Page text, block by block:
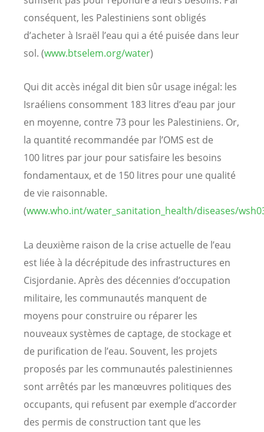
conséquent, les Palestiniens sont obligés
d’acheter à Israël l’eau qui a été puisée dans leur
sol. (www.btselem.org/water)
Qui dit accès inégal dit bien sûr usage inégal: les
Israéliens consomment 183 litres d’eau par jour
en moyenne, contre 73 pour les Palestiniens. Or,
la quantité recommandée par l’OMS est de
100 litres par jour pour satisfaire les besoins
fondamentaux, et de 150 litres pour une qualité
de vie raisonnable.
(www.who.int/water_sanitation_health/diseases/
La deuxième raison de la crise actuelle de l’eau
est liée à la décrépitude des infrastructures en
Cisjordanie. Après des décennies d’occupation
militaire, les communautés manquent de
moyens pour construire ou réparer les
nouveaux systèmes de captage, de stockage et
de purification de l’eau. Souvent, les projets
proposés par les communautés palestiniennes
sont arrêtés par les manœuvres politiques des
occupants, qui refusent par exemple d’accorder
des permis de construction tant que les